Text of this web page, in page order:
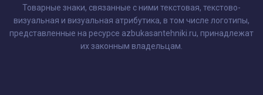
Товарные знаки, связанные с ними текстовая, текстово-
визуальная и визуальная атрибутика, в том числе логотипы,
представленные на ресурсе azbukasantehniki.ru, принадлежат
их законным владельцам.